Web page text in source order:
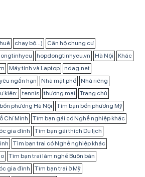
chạy bộ...)
Căn hộ chung cư
hopdongtinhyeu.vn Hà Nội
Khác
Máy tính và Laptop
ndag.net
ngắn hạn Nhà mặt phố
Nhà riêng
kiện: tennis thương mại
Trang chủ
phương Hà Nội
Tìm bạn bốn phương Mỹ
Chí Minh
Tìm bạn gái có Nghề nghiệp khác
gia đình
Tìm bạn gái thích Du lịch
Tìm bạn trai có Nghề nghiệp khác
Tìm bạn trai làm nghề Buôn bán
gia đình
Tìm bạn trai ở Mỹ